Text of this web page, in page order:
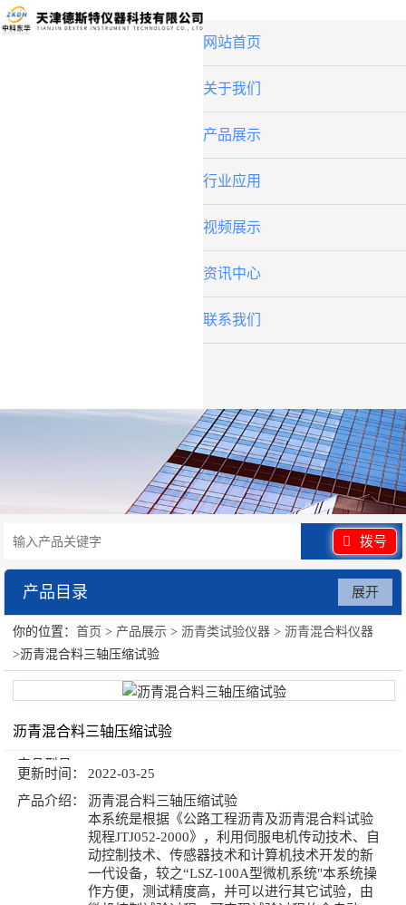
网站首页
关于我们
产品展示
行业应用
视频展示
资讯中心
联系我们
拨号
产品目录
沥青类试验仪器
展开
你的位置：首页 > 产品展示 >沥青类试验仪器 >沥青混合料仪器
>沥青混合料三轴压缩试验
沥青混合料三轴压缩试验
产品型号：
更新时间：
2022-03-25
产品介绍：
沥青混合料三轴压缩试验
本系统是根据《公路工程沥青及沥青混合料试验
规程JTJ052-2000》，利用伺服电机传动技术、自
动控制技术、传感器技术和计算机技术开发的新
一代设备，较之“LSZ-100A型微机系统"本系统操
作方便，测试精度高，并可以进行其它试验，由